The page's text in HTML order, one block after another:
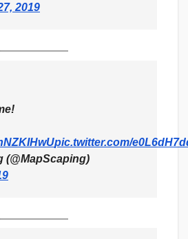
2019
pic.twitter.com/